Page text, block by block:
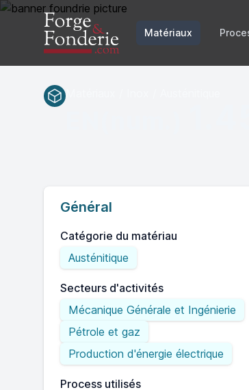
Matériaux
Général
Catégorie du matériau
Austénitique
Secteurs d'activités
Mécanique Générale et Ingénierie
Pétrole et gaz
Production d'énergie électrique
Process utilisés